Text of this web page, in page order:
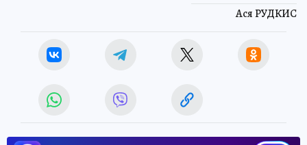
Ася РУДКИС